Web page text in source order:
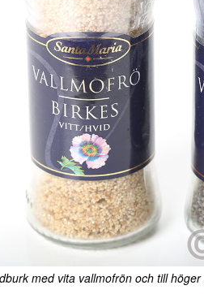
med vita vallmofrön och till